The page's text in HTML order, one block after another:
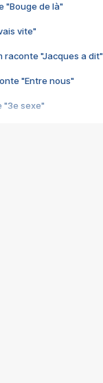
"Bouge de là"
vite"
raconte "Jacques a dit"
"Entre nous"
"3e sexe"